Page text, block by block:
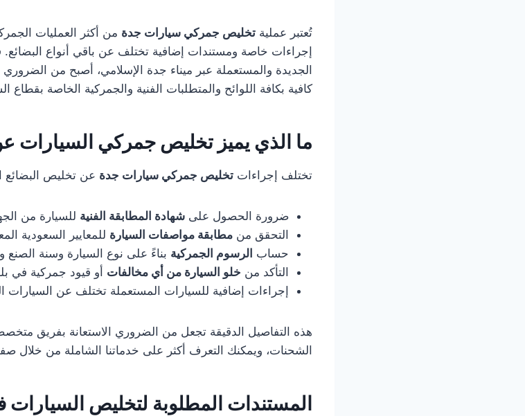
تُعتبر عملية تخليص جمركي سيارات جدة من أكثر العمليات
إجراءات خاصة ومستندات إضافية تختلف عن باقي أنواع البضائع.
الجديدة والمستعملة عبر ميناء جدة الإسلامي، أصبح من
كافية بكافة اللوائح والمتطلبات الفنية والجمركية الخاصة بقطاع
ما الذي يميز تخليص جمركي السيارات
تختلف إجراءات تخليص جمركي سيارات جدة عن تخليص البضائع
ضرورة الحصول على شهادة المطابقة الفنية للسيارة من
التحقق من مطابقة مواصفات السيارة للمعايير السعودية
حساب الرسوم الجمركية بناءً على نوع السيارة وسنة الصنع
التأكد من خلو السيارة من أي مخالفات أو قيود جمركية في
إجراءات إضافية للسيارات المستعملة تختلف عن السيارات
هذه التفاصيل الدقيقة تجعل من الضروري الاستعانة بفريق
الشحنات، ويمكنك التعرف أكثر على خدماتنا الشاملة من خلال
المستندات المطلوبة لتخليص